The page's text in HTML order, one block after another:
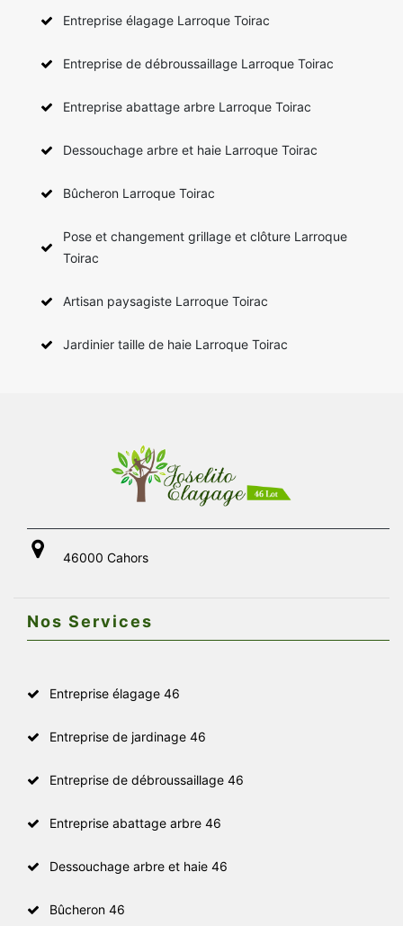
Entreprise élagage Larroque Toirac
Entreprise de débroussaillage Larroque Toirac
Entreprise abattage arbre Larroque Toirac
Dessouchage arbre et haie Larroque Toirac
Bûcheron Larroque Toirac
Pose et changement grillage et clôture Larroque
Toirac
Artisan paysagiste Larroque Toirac
Jardinier taille de haie Larroque Toirac
46000 Cahors
Nos Services
Entreprise élagage 46
Entreprise de jardinage 46
Entreprise de débroussaillage 46
Entreprise abattage arbre 46
Dessouchage arbre et haie 46
Bûcheron 46